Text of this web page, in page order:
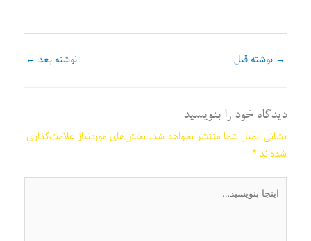
→ نوشته قبل نوشته بعد ←
دیدگاه‌ خود را بنویسید
نشانی ایمیل شما منتشر نخواهد شد. بخش‌های موردنیاز علامت‌گذاری
شده‌اند*
بنویسید…